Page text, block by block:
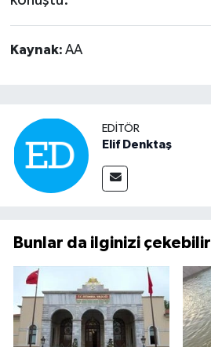
Kaynak: AA
EDITÖR
Elif Denktaş
Bunlar da ilginizi çekebilir